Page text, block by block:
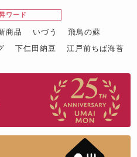
ワード
商品 いづう
飛鳥の蘇
下仁田納豆
江戸前ちば海苔